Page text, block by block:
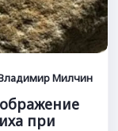
Милчин
при